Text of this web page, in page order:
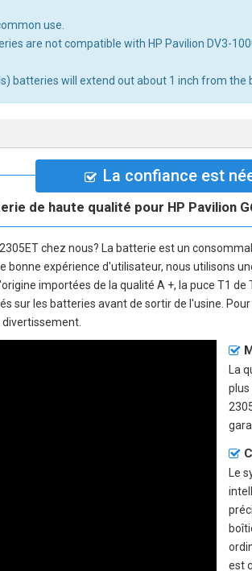
use.
are not compatible with HP Pavilion DV3-
batteries will extend out about 1 inch from
La confiance est
de haute qualité pour HP Pavilion
chez nous? La batterie est un
bonne expérience d'utilisateur, nous utilisons
importées de la qualité A +, la puce T1
sur les batteries avant de sortir de l'usine.
La
plus
Le
est